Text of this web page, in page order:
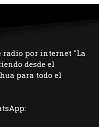
radio por internet "La
desde el
para todo el